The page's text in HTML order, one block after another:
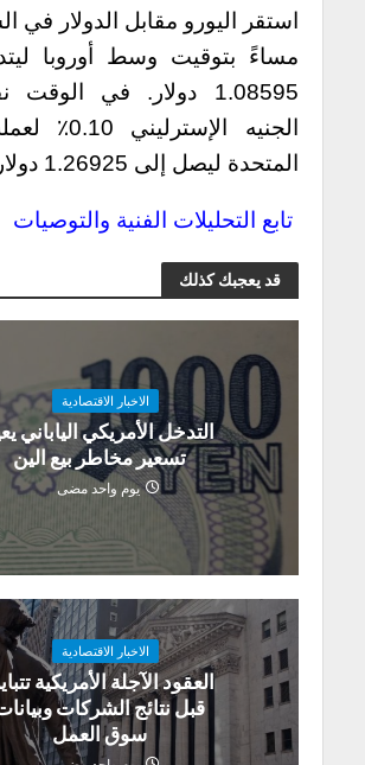
مساءً بتوقيت وسط أوروبا
1.08595 دولار. في
الجنيه
المتحدة ليصل إلى 1.26925 دولار.
تابع التحليلات الفنية والتوصيات
قد يعجبك كذلك
الاخبار الاقتصادية
التدخل الأمريكي الياباني
تسعير مخاطر بيع الين
يوم واحد مضى
الاخبار الاقتصادية
العقود الآجلة الأمريكية
قبل نتائج الشركات
سوق العمل